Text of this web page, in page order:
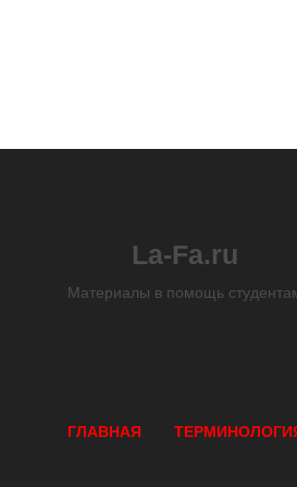
La-Fa.ru
Материалы в помощь
ГЛАВНАЯ